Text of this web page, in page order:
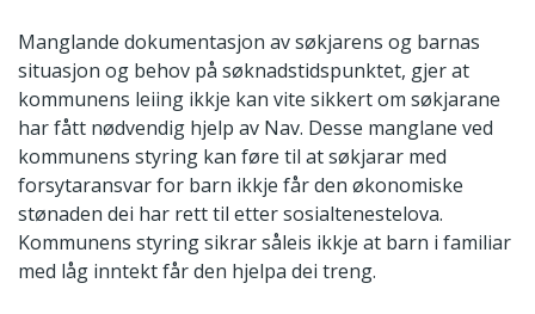
Manglande dokumentasjon av søkjarens og barnas
situasjon og behov på søknadstidspunktet, gjer at
kommunens leiing ikkje kan vite sikkert om søkjarane
har fått nødvendig hjelp av Nav. Desse manglane ved
kommunens styring kan føre til at søkjarar med
forsytaransvar for barn ikkje får den økonomiske
stønaden dei har rett til etter sosialtenestelova.
Kommunens styring sikrar såleis ikkje at barn i familiar
med låg inntekt får den hjelpa dei treng.